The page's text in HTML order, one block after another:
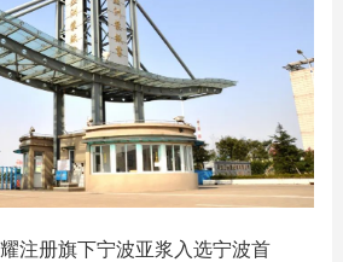
注册旗下宁波亚浆入选宁波首